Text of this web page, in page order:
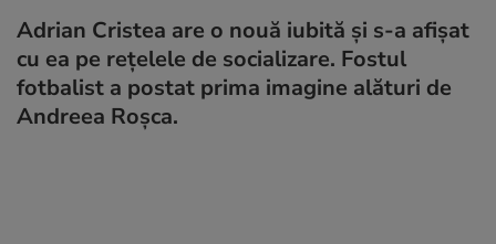
Adrian Cristea are o nouă iubită și s-a afișat
cu ea pe rețelele de socializare. Fostul
fotbalist a postat prima imagine alături de
Andreea Roșca.